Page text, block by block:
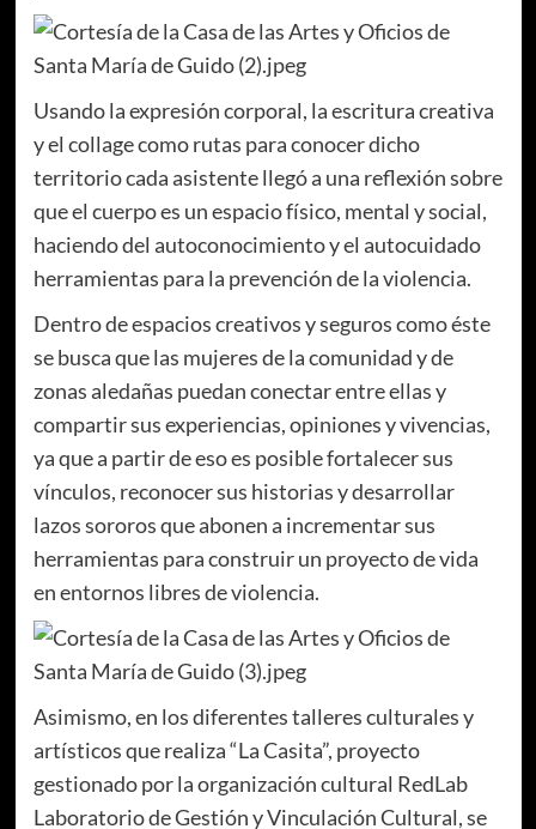
Usando la expresión corporal, la escritura creativa
y el collage como rutas para conocer dicho
territorio cada asistente llegó a una reflexión sobre
que el cuerpo es un espacio físico, mental y social,
haciendo del autoconocimiento y el autocuidado
herramientas para la prevención de la violencia.
Dentro de espacios creativos y seguros como éste
se busca que las mujeres de la comunidad y de
zonas aledañas puedan conectar entre ellas y
compartir sus experiencias, opiniones y vivencias,
ya que a partir de eso es posible fortalecer sus
vínculos, reconocer sus historias y desarrollar
lazos sororos que abonen a incrementar sus
herramientas para construir un proyecto de vida
en entornos libres de violencia.
Asimismo, en los diferentes talleres culturales y
artísticos que realiza “La Casita”, proyecto
gestionado por la organización cultural RedLab
Laboratorio de Gestión y Vinculación Cultural, se